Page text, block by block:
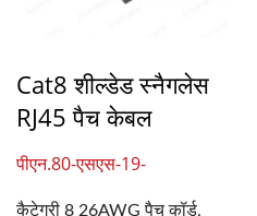
Cat8 शील्डेड स्नैगलेस
RJ45 पैच केबल
पीएन.80-एसएस-19-
वाईएल-0100-06
कैटेगरी 8 26AWG पैच कॉर्ड,